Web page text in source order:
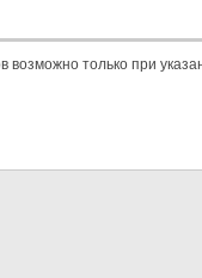
возможно только при